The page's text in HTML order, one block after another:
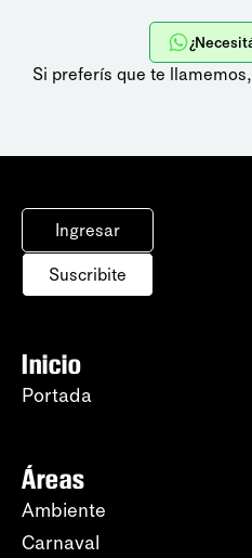
Si preferís que te llamemos,
Ingresar
Suscribite
Inicio
Portada
Áreas
Ambiente
Carnaval